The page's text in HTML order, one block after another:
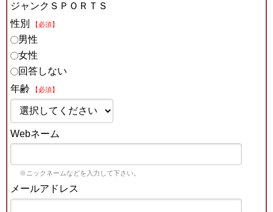
ジャンクＳＰＯＲＴＳ
性別
【必須】
男性
女性
回答しない
年齢
【必須】
Webネーム
※ニックネームなどを入力して下さい。
メールアドレス